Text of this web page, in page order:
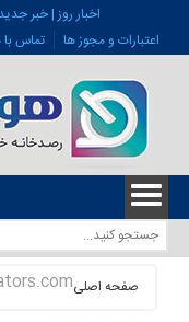
اخبار روز | خبر
اعتبارات و مجوز ها
تماس با
صفحه اصلی